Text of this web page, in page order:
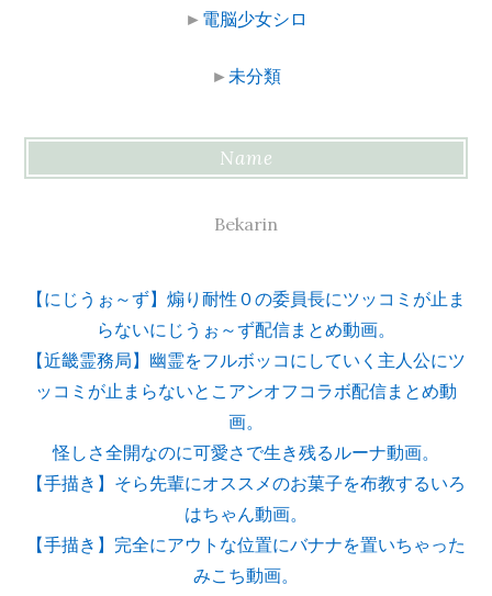
► 電脳少女シロ
► 未分類
Name
Bekarin
【にじうぉ～ず】煽り耐性０の委員長にツッコミが止ま
らないにじうぉ～ず配信まとめ動画。
【近畿霊務局】幽霊をフルボッコにしていく主人公にツ
ッコミが止まらないとこアンオフコラボ配信まとめ動
画。
怪しさ全開なのに可愛さで生き残るルーナ動画。
【手描き】そら先輩にオススメのお菓子を布教するいろ
はちゃん動画。
【手描き】完全にアウトな位置にバナナを置いちゃった
みこち動画。